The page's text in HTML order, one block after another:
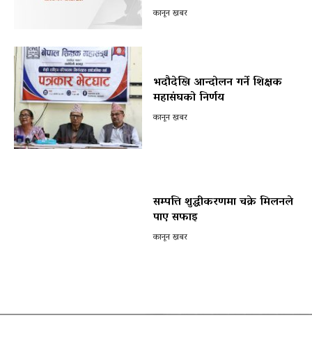
कानून खबर
भदौदेखि आन्दोलन गर्ने शिक्षक
महासंघको निर्णय
कानून खबर
सम्पत्ति शुद्धीकरणमा चक्रे मिलनले
पाए सफाइ
कानून खबर